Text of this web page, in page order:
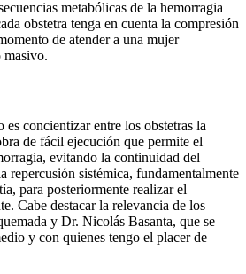
metabólicas de la hemorragia
obstetra tenga en cuenta la compresión
de atender a una mujer
masivo.
concientizar entre los obstetras la
de fácil ejecución que permite el
evitando la continuidad del
repercusión sistémica, fundamentalmente
para posteriormente realizar el
Cabe destacar la relevancia de los
y Dr. Nicolás Basanta, que se
y con quienes tengo el placer de